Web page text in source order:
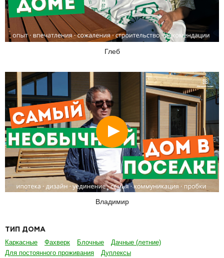
Глеб
Смотреть
Владимир
ТИП ДОМА
Каркасные Фахверк Блочные
Дачные (летние)
Для постоянного проживания
Дуплексы